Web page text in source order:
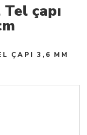
çapı
ÇAPI 3,6 MM